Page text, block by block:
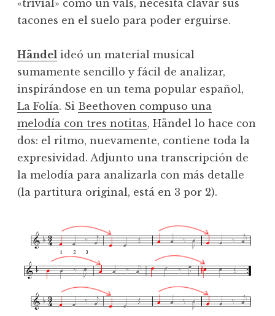
«trivial» como un vals, necesita clavar sus
tacones en el suelo para poder erguirse.
Händel ideó un material musical
sumamente sencillo y fácil de analizar,
inspirándose en un tema popular español,
La Folía. Si Beethoven compuso una
melodía con tres notitas, Händel lo hace con
dos: el ritmo, nuevamente, contiene toda la
expresividad. Adjunto una transcripción de
la melodía para analizarla con más detalle
(la partitura original, está en 3 por 2).